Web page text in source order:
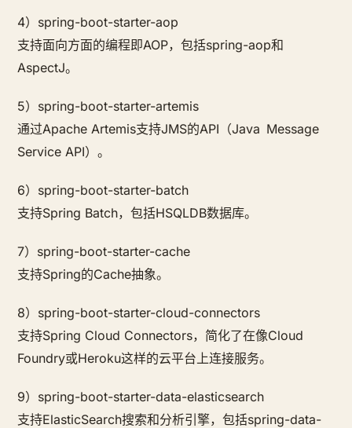
4）spring-boot-starter-aop
支持面向方面的编程即AOP，包括spring-aop和
AspectJ。
5）spring-boot-starter-artemis
通过Apache Artemis支持JMS的API（Java Message
Service API）。
6）spring-boot-starter-batch
支持Spring Batch，包括HSQLDB数据库。
7）spring-boot-starter-cache
支持Spring的Cache抽象。
8）spring-boot-starter-cloud-connectors
支持Spring Cloud Connectors，简化了在像Cloud
Foundry或Heroku这样的云平台上连接服务。
9）spring-boot-starter-data-elasticsearch
支持ElasticSearch搜索和分析引擎，包括spring-data-